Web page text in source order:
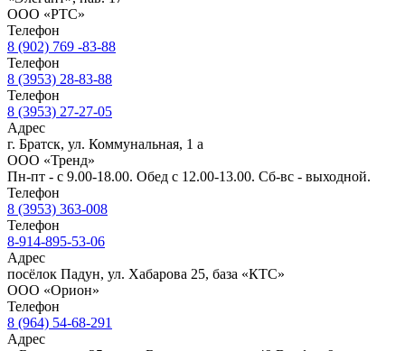
ООО «РТС»
Телефон
8 (902) 769 -83-88
Телефон
8 (3953) 28-83-88
Телефон
8 (3953) 27-27-05
Адрес
г. Братск, ул. Коммунальная, 1 а
ООО «Тренд»
Пн-пт - с 9.00-18.00. Обед с 12.00-13.00. Сб-вс - выходной.
Телефон
8 (3953) 363-008
Телефон
8-914-895-53-06
Адрес
посёлок Падун, ул. Хабарова 25, база «КТС»
ООО «Орион»
Телефон
8 (964) 54-68-291
Адрес